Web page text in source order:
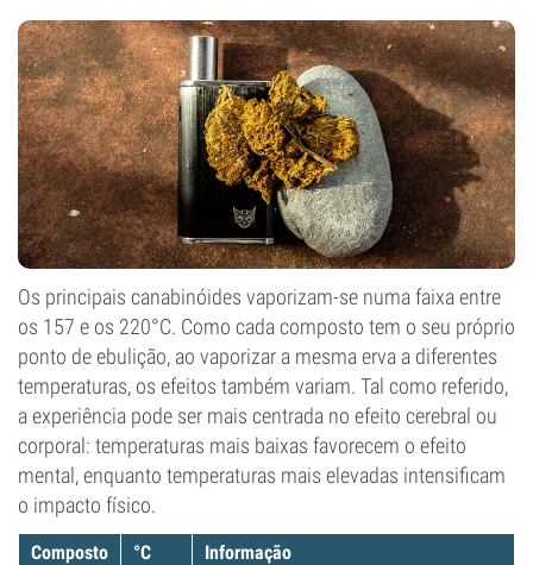
Os principais canabinóides vaporizam-se numa faixa entre
os 157 e os 220°C. Como cada composto tem o seu próprio
ponto de ebulição, ao vaporizar a mesma erva a diferentes
temperaturas, os efeitos também variam. Tal como referido,
a experiência pode ser mais centrada no efeito cerebral ou
corporal: temperaturas mais baixas favorecem o efeito
mental, enquanto temperaturas mais elevadas intensificam
o impacto físico.
Composto °C Informação